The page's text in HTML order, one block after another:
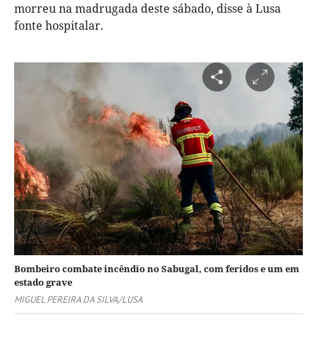
morreu na madrugada deste sábado, disse à Lusa
fonte hospitalar.
Bombeiro combate incêndio no Sabugal, com feridos e um em
estado grave
MIGUEL PEREIRA DA SILVA/LUSA